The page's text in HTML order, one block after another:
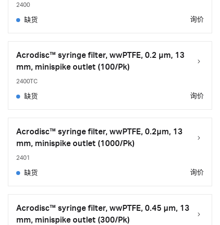
2400
缺货 询价
Acrodisc™ syringe filter, wwPTFE, 0.2 µm, 13
mm, minispike outlet (100/Pk)
2400TC
缺货 询价
Acrodisc™ syringe filter, wwPTFE, 0.2µm, 13
mm, minispike outlet (1000/Pk)
2401
缺货 询价
Acrodisc™ syringe filter, wwPTFE, 0.45 µm, 13
mm, minispike outlet (300/Pk)